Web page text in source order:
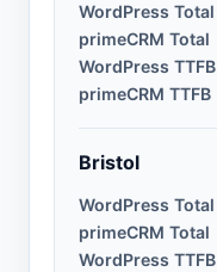
WordPress Total
primeCRM Total
WordPress TTFB
primeCRM TTFB
Bristol
WordPress Total
primeCRM Total
WordPress TTFB